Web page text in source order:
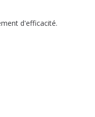
d'efficacité.